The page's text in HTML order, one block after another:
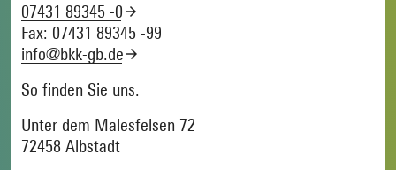
07431 89345 -0
Fax: 07431 89345 -99
info@bkk-gb.de
So finden Sie uns.
Unter dem Malesfelsen 72
72458 Albstadt